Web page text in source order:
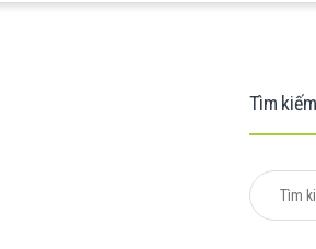
Tìm kiếm
Tìm kiếm